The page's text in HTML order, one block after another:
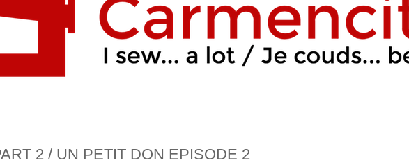
2 / UN PETIT DON EPISODE 2